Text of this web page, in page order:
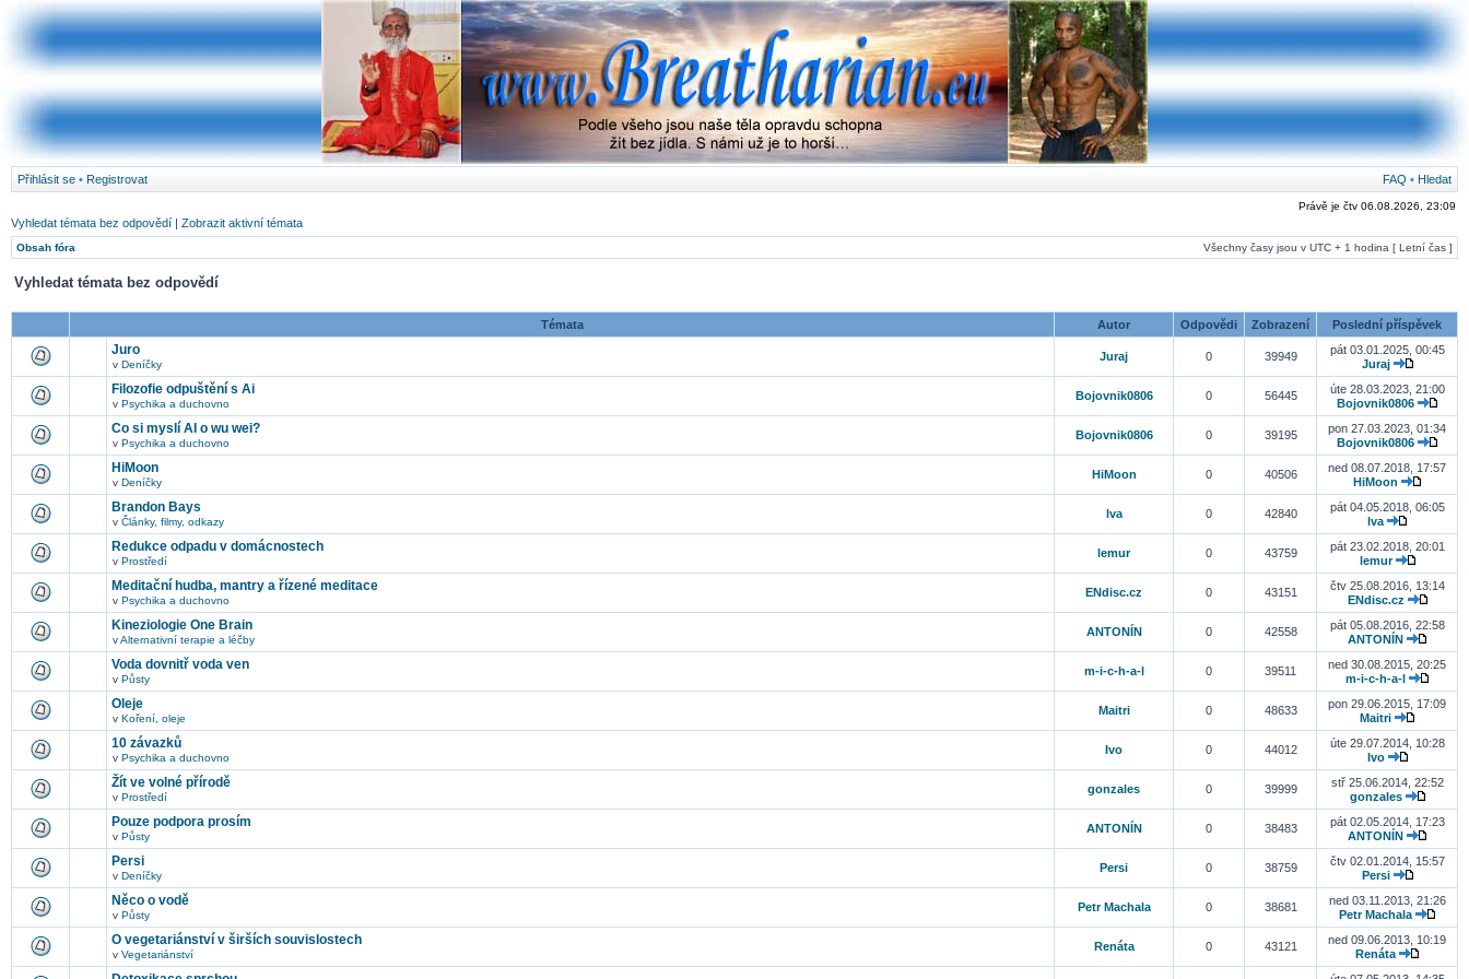
Přihlásit se • Registrovat FAQ • Hledat
Právě je čtv 06.08.2026, 23:09
Vyhledat témata bez odpovědí | Zobrazit aktivní témata
Obsah fóra Všechny časy jsou v UTC + 1 hodina [ Letní čas ]
Vyhledat témata bez odpovědí
Témata Autor Odpovědi Zobrazení Poslední příspěvek
Juro
v Deníčky
Juraj 0 39949
pát 03.01.2025, 00:45
Juraj
Filozofie odpuštění s Ai
v Psychika a duchovno
Bojovnik0806 0 56445
úte 28.03.2023, 21:00
Bojovnik0806
Co si myslí AI o wu wei?
v Psychika a duchovno
Bojovnik0806 0 39195
pon 27.03.2023, 01:34
Bojovnik0806
HiMoon
v Deníčky
HiMoon 0 40506
ned 08.07.2018, 17:57
HiMoon
Brandon Bays
v Články, filmy, odkazy
lva 0 42840
pát 04.05.2018, 06:05
lva
Redukce odpadu v domácnostech
v Prostředí
lemur 0 43759
pát 23.02.2018, 20:01
lemur
Meditační hudba, mantry a řízené meditace
v Psychika a duchovno
ENdisc.cz 0 43151
čtv 25.08.2016, 13:14
ENdisc.cz
Kineziologie One Brain
vAlternativní terapie a léčby
ANTONÍN 0 42558
pát 05.08.2016, 22:58
ANTONÍN
Voda dovnitř voda ven
v Půsty
m-i-c-h-a-l 0 39511
ned 30.08.2015, 20:25
m-i-c-h-a-l
Oleje
v Koření, oleje
Maitri 0 48633
pon 29.06.2015, 17:09
Maitri
10 závazků
v Psychika a duchovno
Ivo 0 44012
úte 29.07.2014, 10:28
Ivo
Žít ve volné přírodě
v Prostředí
gonzales 0 39999
stř 25.06.2014, 22:52
gonzales
Pouze podpora prosím
v Půsty
ANTONÍN 0 38483
pát 02.05.2014, 17:23
ANTONÍN
Persi
v Deníčky
Persi 0 38759
čtv 02.01.2014, 15:57
Persi
Něco o vodě
v Půsty
Petr Machala 0 38681
ned 03.11.2013, 21:26
Petr Machala
O vegetariánství v širších souvislostech
v Vegetariánství
Renáta 0 43121
ned 09.06.2013, 10:19
Renáta